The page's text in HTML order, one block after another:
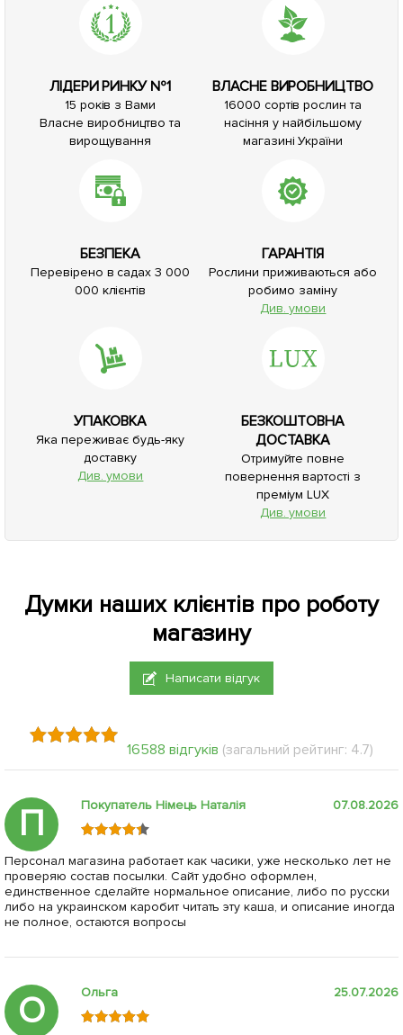
ЛІДЕРИ РИНКУ №1
15 років з Вами
Власне виробництво та
вирощування
ВЛАСНЕ ВИРОБНИЦТВО
16000 сортів рослин та
насіння у найбільшому
магазині України
БЕЗПЕКА
Перевірено в садах 3 000
000 клієнтів
ГАРАНТІЯ
Рослини приживаються або
робимо заміну
Див. умови
УПАКОВКА
Яка переживає будь-яку
доставку
Див. умови
БЕЗКОШТОВНА
ДОСТАВКА
Отримуйте повне
повернення вартості з
преміум LUX
Див. умови
Думки наших клієнтів про роботу
магазину
Написати відгук
16588 відгуків (загальний рейтинг: 4.7)
П Покупатель Німець Наталія 07.08.2026
Персонал магазина работает как часики, уже несколько лет не
проверяю состав посылки. Сайт удобно оформлен,
единственное сделайте нормальное описание, либо по русски
либо на украинском каробит читать эту каша, и описание иногда
не полное, остаются вопросы
О Ольга 25.07.2026